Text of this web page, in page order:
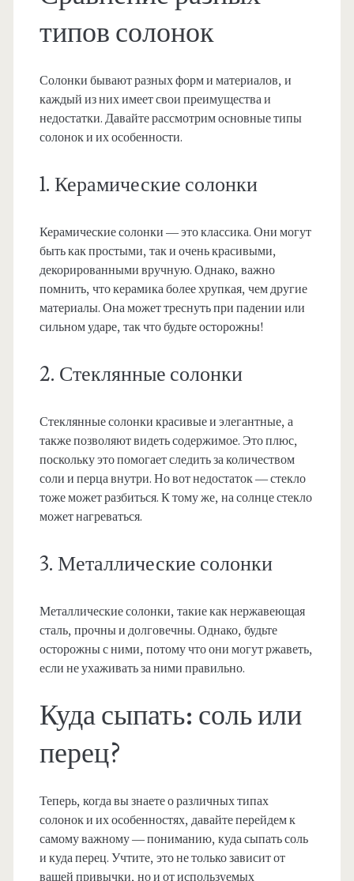
типов солонок
Солонки бывают разных форм и материалов, и
каждый из них имеет свои преимущества и
недостатки. Давайте рассмотрим основные типы
солонок и их особенности.
1. Керамические солонки
Керамические солонки — это классика. Они могут
быть как простыми, так и очень красивыми,
декорированными вручную. Однако, важно
помнить, что керамика более хрупкая, чем другие
материалы. Она может треснуть при падении или
сильном ударе, так что будьте осторожны!
2. Стеклянные солонки
Стеклянные солонки красивые и элегантные, а
также позволяют видеть содержимое. Это плюс,
поскольку это помогает следить за количеством
соли и перца внутри. Но вот недостаток — стекло
тоже может разбиться. К тому же, на солнце стекло
может нагреваться.
3. Металлические солонки
Металлические солонки, такие как нержавеющая
сталь, прочны и долговечны. Однако, будьте
осторожны с ними, потому что они могут ржаветь,
если не ухаживать за ними правильно.
Куда сыпать: соль или
перец?
Теперь, когда вы знаете о различных типах
солонок и их особенностях, давайте перейдем к
самому важному — пониманию, куда сыпать соль
и куда перец. Учтите, это не только зависит от
вашей привычки, но и от используемых